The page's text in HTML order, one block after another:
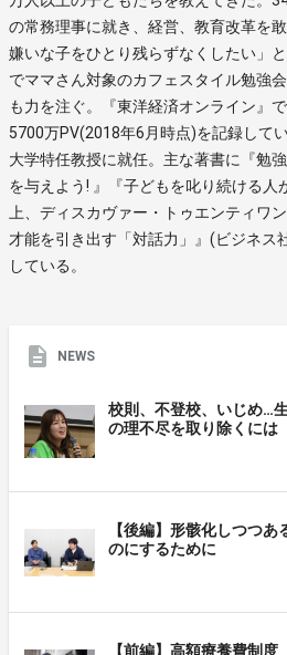
の常務理事に就き、経営、教育改革を
嫌いな子をひとり残らずなくしたい」
でママさん対象のカフェスタイル勉強
も力を注ぐ。『東洋経済オンライン』
5700万PV(2018年6月時点)を記録して
大学特任教授に就任。主な著書に『勉
を与えよう! 』『子どもを叱り続ける人
上、ディスカヴァー・トゥエンティワ
才能を引き出す「対話力」』(ビジネス
している。
NEWS
校則、不登校、いじめ…
の理不尽を取り除くには
【後編】形骸化しつつ
のにするために
【前編】高額療養費制